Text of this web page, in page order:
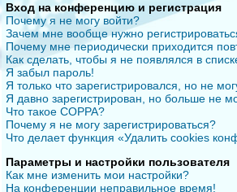
Вход на конференцию и регистрация
Почему я не могу войти?
Зачем мне вообще нужно
Почему мне периодически приходится
Как сделать, чтобы я не появлялся в
Я забыл пароль!
Я только что зарегистрировался, но не
Я давно зарегистрирован, но больше не
Что такое COPPA?
Почему я не могу зарегистрироваться?
Что делает функция «Удалить cookies
Параметры и настройки пользователя
Как мне изменить мои настройки?
На конференции неправильное время!